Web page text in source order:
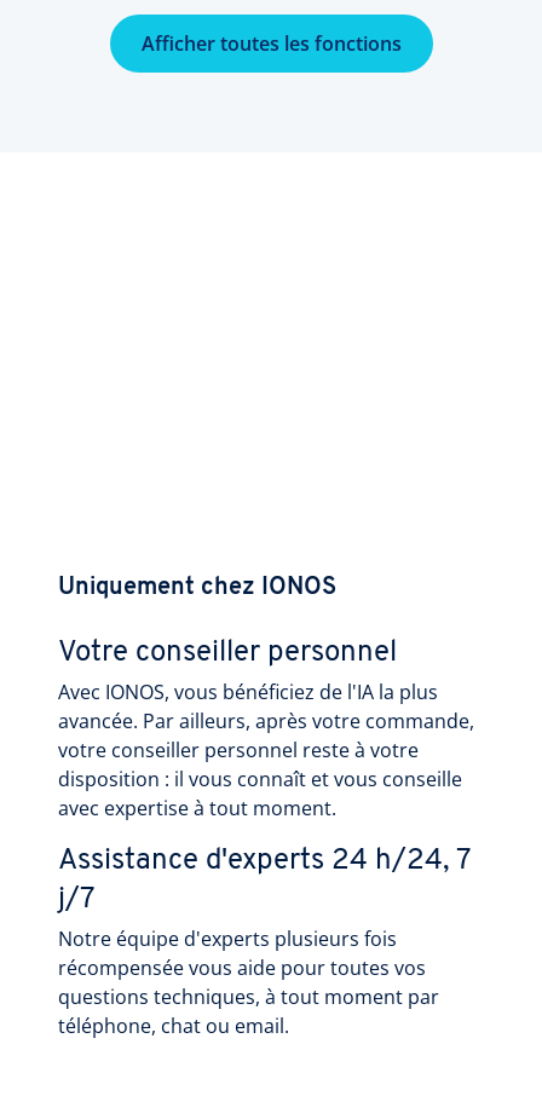
Afficher toutes les fonctions
Uniquement chez IONOS
Votre conseiller personnel
Avec IONOS, vous bénéficiez de l'IA la plus
avancée. Par ailleurs, après votre commande,
votre conseiller personnel reste à votre
disposition : il vous connaît et vous conseille
avec expertise à tout moment.
Assistance d'experts 24 h/24, 7
j/7
Notre équipe d'experts plusieurs fois
récompensée vous aide pour toutes vos
questions techniques, à tout moment par
téléphone, chat ou email.